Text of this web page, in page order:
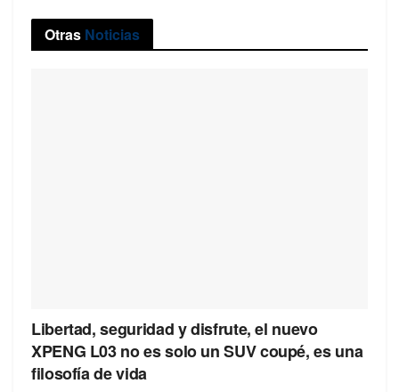
Otras Noticias
Libertad, seguridad y disfrute, el nuevo
XPENG L03 no es solo un SUV coupé, es una
filosofía de vida